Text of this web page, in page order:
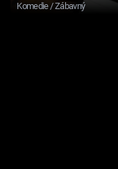
Komedie / Zábavný